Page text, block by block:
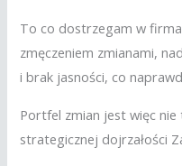
To co dostrzegam w
zmęczeniem zmianami,
i brak jasności, co
Portfel zmian jest więc
strategicznej dojrzałości